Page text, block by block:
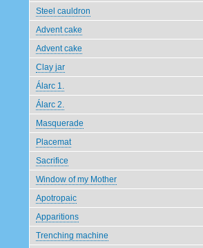
Steel cauldron
Advent cake
Advent cake
Clay jar
Álarc 1.
Álarc 2.
Masquerade
Placemat
Sacrifice
Window of my Mother
Apotropaic
Apparitions
Trenching machine